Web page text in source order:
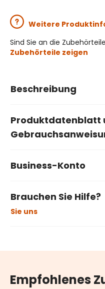
Weitere
Sind Sie an die
Zubehörteile zeigen
Beschreibung
Produktdatenblatt
Business-Konto
Brauchen Sie Hilfe?
Sie uns
Empfohlenes